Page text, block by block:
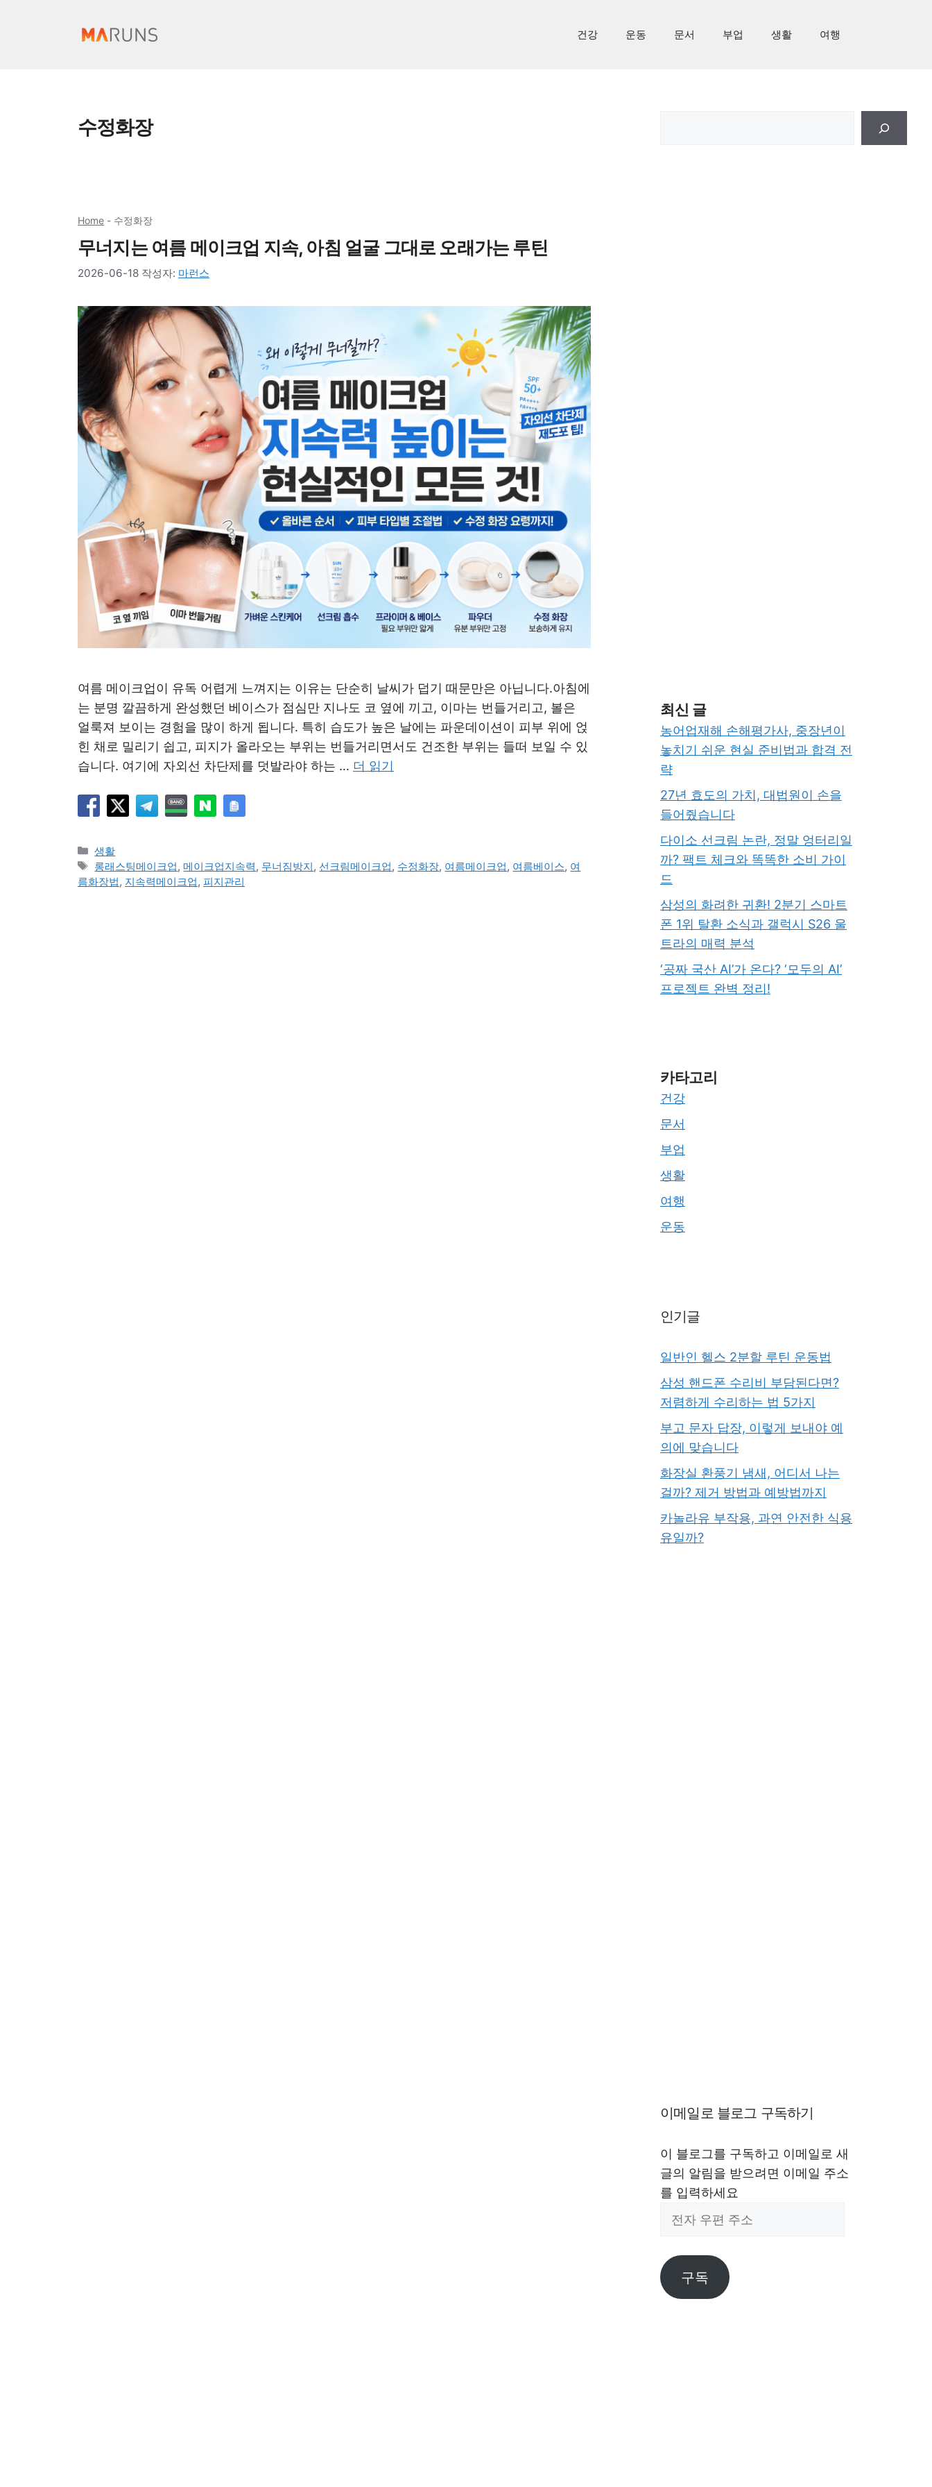
건강 운동 문서 부업 생활 여행
수정화장
Home - 수정화장
무너지는 여름 메이크업 지속, 아침 얼굴 그대로 오래가는 루틴
2026-06-18 작성자: 마런스
여름 메이크업이 유독 어렵게 느껴지는 이유는 단순히 날씨가 덥기 때문만은 아닙니다.아침에
는 분명 깔끔하게 완성했던 베이스가 점심만 지나도 코 옆에 끼고, 이마는 번들거리고, 볼은
얼룩져 보이는 경험을 많이 하게 됩니다. 특히 습도가 높은 날에는 파운데이션이 피부 위에 얹
힌 채로 밀리기 쉽고, 피지가 올라오는 부위는 번들거리면서도 건조한 부위는 들떠 보일 수 있
습니다. 여기에 자외선 차단제를 덧발라야 하는 … 더 읽기
카
테
고
생활
태
그
롱래스팅메이크업,메이크업지속력, 무너짐방지, 선크림메이크업, 수정화장, 여름메이크업, 여름베이스, 여
름화장법, 지속력메이크업, 피지관리
최신 글
농어업재해 손해평가사, 중장년이
놓치기 쉬운 현실 준비법과 합격 전
략
27년 효도의 가치, 대법원이 손을
들어줬습니다
다이소 선크림 논란, 정말 엉터리일
까? 팩트 체크와 똑똑한 소비 가이
드
삼성의 화려한 귀환! 2분기 스마트
폰 1위 탈환 소식과 갤럭시 S26 울
트라의 매력 분석
‘공짜 국산 AI’가 온다? ‘모두의 AI’
프로젝트 완벽 정리!
카타고리
건강
문서
부업
생활
여행
운동
인기글
일반인 헬스 2분할 루틴 운동법
삼성 핸드폰 수리비 부담된다면?
저렴하게 수리하는 법 5가지
부고 문자 답장, 이렇게 보내야 예
의에 맞습니다
화장실 환풍기 냄새, 어디서 나는
걸까? 제거 방법과 예방법까지
카놀라유 부작용, 과연 안전한 식용
유일까?
이메일로 블로그 구독하기
이 블로그를 구독하고 이메일로 새
글의 알림을 받으려면 이메일 주소
를 입력하세요
편
주
구독